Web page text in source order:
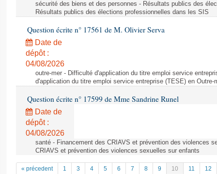
sécurité des biens et des personnes - Résultats publics des
Résultats publics des élections professionnelles dans les SIS
Question écrite n° 17561 de M. Olivier Serva
Date de
dépôt :
04/08/2026
outre-mer - Difficulté d'application du titre emploi service
d'application du titre emploi service entreprise (TESE) en Outre-
Question écrite n° 17599 de Mme Sandrine Runel
Date de
dépôt :
04/08/2026
santé - Financement des CRIAVS et prévention des violences
CRIAVS et prévention des violences sexuelles sur enfants
« précedent 1 3 4 5 6 7 8 9 10 11
12